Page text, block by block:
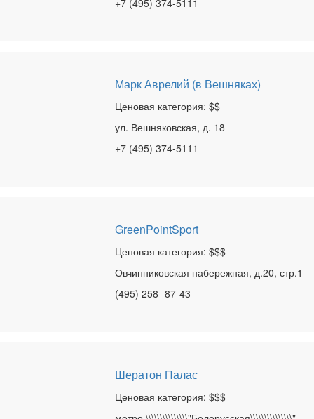
+7 (495) 374-5111
Марк Аврелий (в Вешняках)
Ценовая категория: $$
ул. Вешняковская, д. 18
+7 (495) 374-5111
GreenPointSport
Ценовая категория: $$$
Овчинниковская набережная, д.20, стр.1
(495) 258 -87-43
Шератон Палас
Ценовая категория: $$$